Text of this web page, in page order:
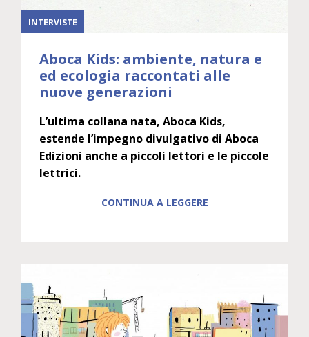
INTERVISTE
Aboca Kids: ambiente, natura e
ed ecologia raccontati alle
nuove generazioni
L’ultima collana nata, Aboca Kids,
estende l’impegno divulgativo di Aboca
Edizioni anche a piccoli lettori e le piccole
lettrici.
CONTINUA A LEGGERE